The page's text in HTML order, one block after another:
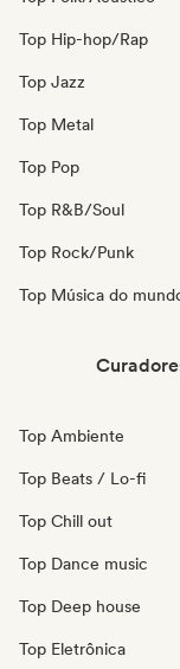
Top Hip-hop/Rap
Top Jazz
Top Metal
Top Pop
Top R&B/Soul
Top Rock/Punk
Top Música do
Top Ambiente
Top Beats / Lo-fi
Top Chill out
Top Dance music
Top Deep house
Top Eletrônica